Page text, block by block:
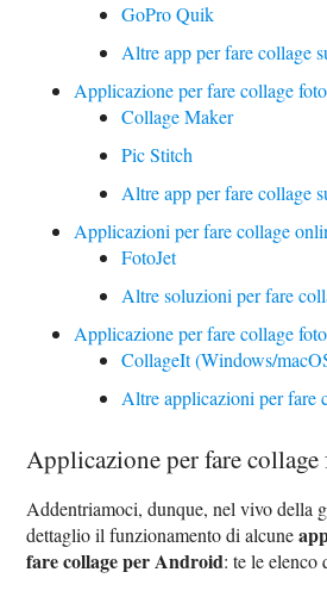
GoPro Quik
Altre app per fare collage
Applicazione per fare collage
Collage Maker
Pic Stitch
Altre app per fare collage
Applicazioni per fare collage
FotoJet
Altre soluzioni per fare
Applicazione per fare collage
CollageIt (Windows/
Altre applicazioni per fare
Applicazione per fare
Addentriamoci, dunque, nel vivo della
dettaglio il funzionamento di alcune
fare collage per Android: te le elenco